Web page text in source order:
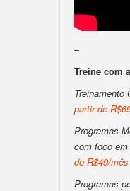
–
Treine com
Treinamento
partir de
Programas
com foco
de R$49/mês
Programas